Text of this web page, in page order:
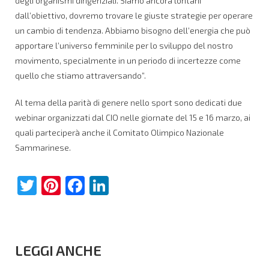
dall’obiettivo, dovremo trovare le giuste strategie per operare
un cambio di tendenza. Abbiamo bisogno dell’energia che può
apportare l’universo femminile per lo sviluppo del nostro
movimento, specialmente in un periodo di incertezze come
quello che stiamo attraversando”.
Al tema della parità di genere nello sport sono dedicati due
webinar organizzati dal CIO nelle giornate del 15 e 16 marzo, ai
quali parteciperà anche il Comitato Olimpico Nazionale
Sammarinese.
Twitter
Pinterest
Facebook
LEGGI ANCHE